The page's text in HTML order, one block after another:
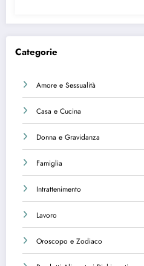
Categorie
Amore e Sessualità
Casa e Cucina
Donna e Gravidanza
Famiglia
Intrattenimento
Lavoro
Oroscopo e Zodiaco